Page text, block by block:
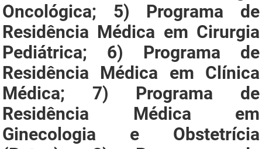
Oncológica; 5) Programa de
Residência Médica em Cirurgia
Pediátrica; 6) Programa de
Residência Médica em Clínica
Médica; 7) Programa de
Residência Médica em
Ginecologia e Obstetrícia